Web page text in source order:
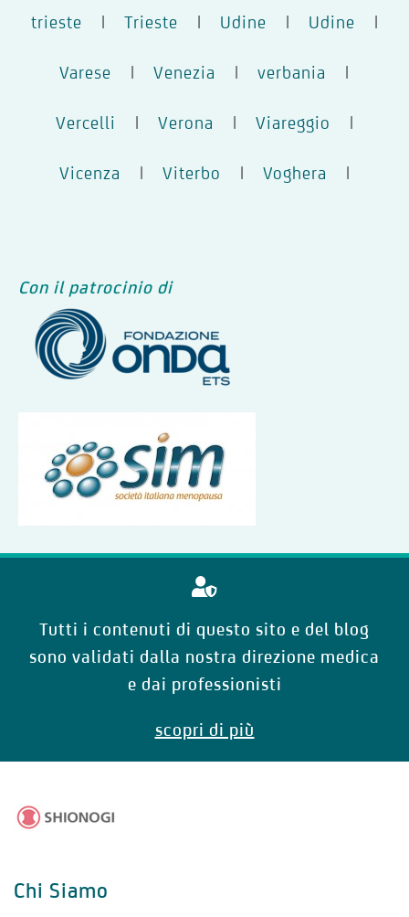
trieste | Trieste | Udine | Udine |
Varese | Venezia | verbania |
Vercelli | Verona | Viareggio |
Vicenza | Viterbo | Voghera |
Con il patrocinio di
Tutti i contenuti di questo sito e del blog
sono validati dalla nostra direzione medica
e dai professionisti
scopri di più
Chi Siamo